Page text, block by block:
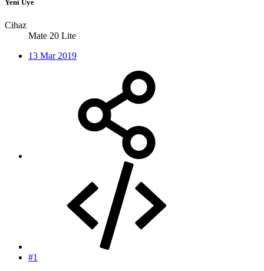
Yeni Üye
Cihaz
Mate 20 Lite
13 Mar 2019
#1